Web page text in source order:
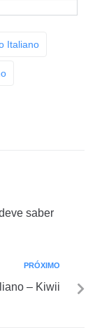
Italiano
saber
PRÓXIMO
– Kiwii